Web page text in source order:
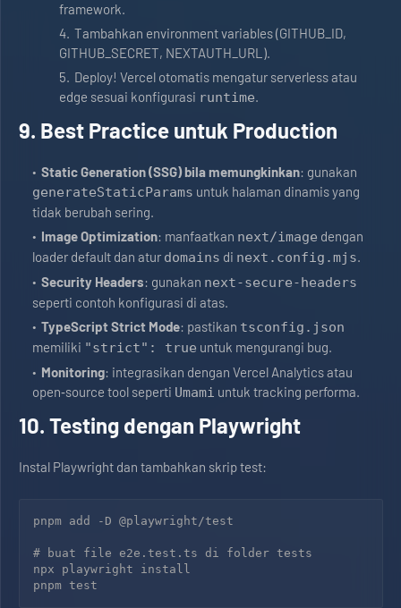
framework.
Tambahkan environment variables (GITHUB_ID,
GITHUB_SECRET, NEXTAUTH_URL).
Deploy! Vercel otomatis mengatur serverless atau
edge sesuai konfigurasi runtime.
9. Best Practice untuk Production
Static Generation (SSG) bila memungkinkan: gunakan
generateStaticParams untuk halaman dinamis yang
tidak berubah sering.
Image Optimization: manfaatkan next/image dengan
loader default dan atur domains di next.config.mjs.
Security Headers: gunakan next-secure-headers
seperti contoh konfigurasi di atas.
TypeScript Strict Mode: pastikan tsconfig.json
memiliki "strict": true untuk mengurangi bug.
Monitoring: integrasikan dengan Vercel Analytics atau
open‑source tool seperti Umami untuk tracking performa.
10. Testing dengan Playwright
Instal Playwright dan tambahkan skrip test:
pnpm add -D @playwright/test
# buat file e2e.test.ts di folder tests
npx playwright install
pnpm test